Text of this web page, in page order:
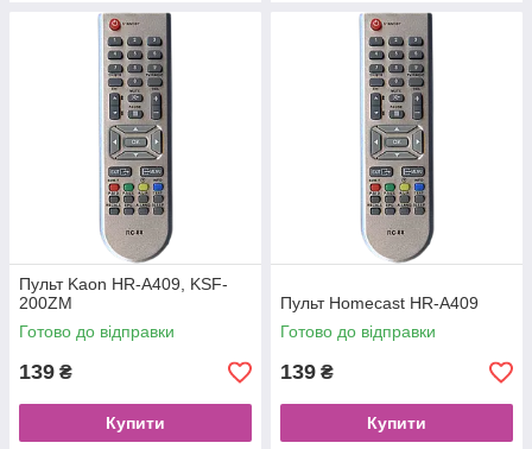
Пульт Kaon HR-A409, KSF-
200ZM
Готово до відправки
139 ₴
Купити
Пульт Homecast HR-A409
Готово до відправки
139 ₴
Купити